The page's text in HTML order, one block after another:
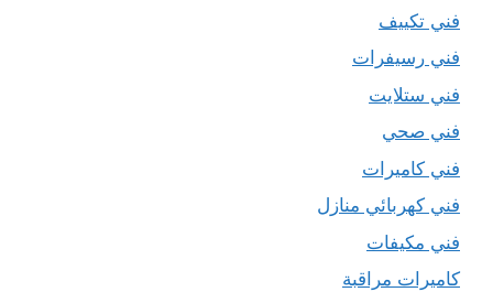
فني تكييف
فني رسيفرات
فني ستلايت
فني صحي
فني كاميرات
فني كهربائي منازل
فني مكيفات
كاميرات مراقبة